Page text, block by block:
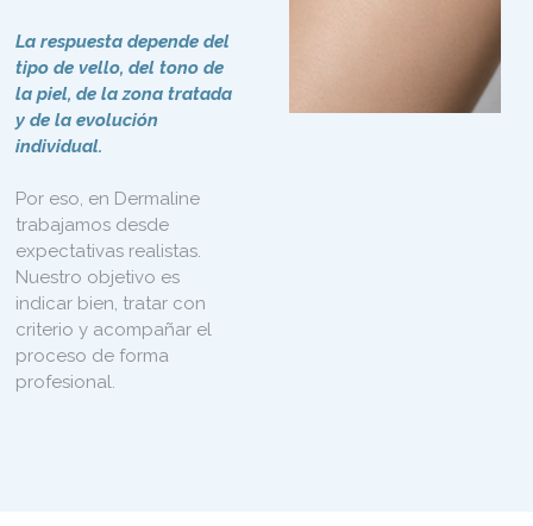
La respuesta depende del
tipo de vello, del tono de
la piel, de la zona tratada
y de la evolución
individual.
Por eso, en Dermaline
trabajamos desde
expectativas realistas.
Nuestro objetivo es
indicar bien, tratar con
criterio y acompañar el
proceso de forma
profesional.